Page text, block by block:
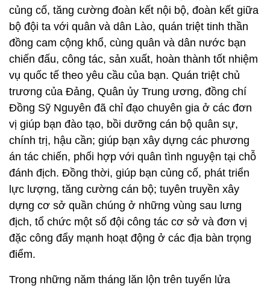
vụ quốc tế theo yêu cầu của bạn. Quán triệt chủ
trương của Đảng, Quân ủy Trung ương, đồng chí
Đồng Sỹ Nguyên đã chỉ đạo chuyên gia ở các đơn
vị giúp bạn đào tạo, bồi dưỡng cán bộ quân sự,
chính trị, hậu cần; giúp bạn xây dựng các phương
án tác chiến, phối hợp với quân tình nguyện tại chỗ
đánh địch. Đồng thời, giúp bạn củng cố, phát triển
lực lượng, tăng cường cán bộ; tuyên truyền xây
dựng cơ sở quần chúng ở những vùng sau lưng
địch, tổ chức một số đội công tác cơ sở và đơn vị
đặc công đẩy mạnh hoạt động ở các địa bàn trọng
điểm.
Trong những năm tháng lăn lộn trên tuyến lửa
Trường Sơn khốc liệt, Tư lệnh Đồng Sỹ Nguyên còn
chỉ đạo các lực lượng trên tuyến phối hợp chặt chẽ
cách mạng Lào xây dựng, củng cố vùng giải phóng